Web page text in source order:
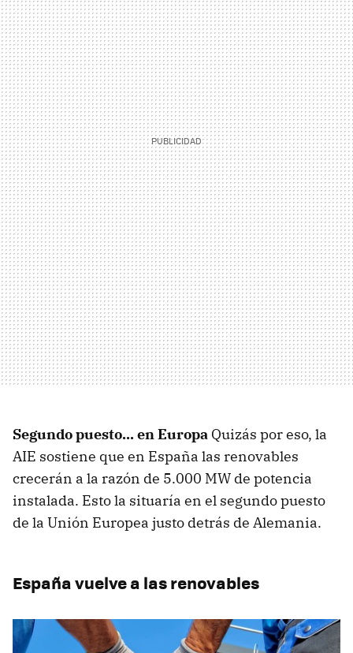
Segundo puesto... en Europa Quizás por eso, la
AIE sostiene que en España las renovables
crecerán a la razón de 5.000 MW de potencia
instalada. Esto la situaría en el segundo puesto
de la Unión Europea justo detrás de Alemania.
España vuelve a las renovables